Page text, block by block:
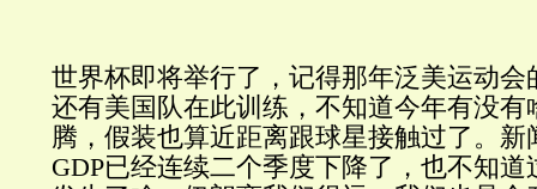
世界杯即将举行了，记得那年泛美运动会
还有美国队在此训练，不知道今年有没有
腾，假装也算近距离跟球星接触过了。新
GDP已经连续二个季度下降了，也不知